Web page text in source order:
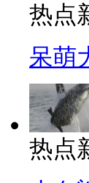
热点
呆萌
热点